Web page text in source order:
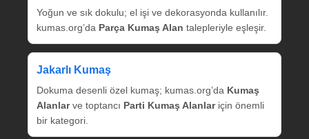
Yoğun ve sık dokulu; el işi ve dekorasyonda kullanılır.
kumas.org’da Parça Kumaş Alan talepleriyle eşleşir.
Jakarlı Kumaş
Dokuma desenli özel kumaş; kumas.org’da Kumaş
Alanlarve toptancı Parti Kumaş Alanlariçin önemli
bir kategori.